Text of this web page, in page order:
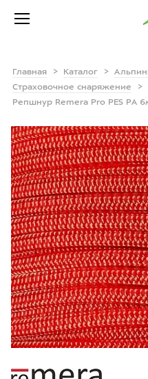
Главная Каталог
Страховочное снаряжение
Репшнур Remera Pro PES РА